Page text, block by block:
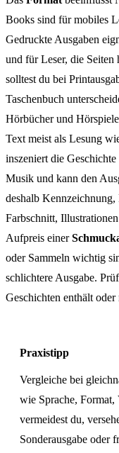
Books sind für mobiles
Gedruckte Ausgaben
und für Leser, die
solltest du bei
Taschenbuch
Hörbücher und
Text meist als Lesung
inszeniert die
Musik und kann den
deshalb
Farbschnitt,
Aufpreis einer
oder Sammeln wichtig
schlichtere Ausgabe.
Geschichten enthält
Praxistipp
Vergleiche bei
wie Sprache,
vermeidest du,
Sonderausgabe oder